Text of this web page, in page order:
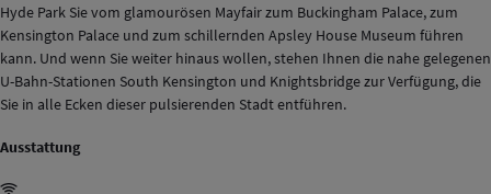
Hyde Park Sie vom glamourösen Mayfair zum Buckingham Palace, zum
Kensington Palace und zum schillernden Apsley House Museum führen
kann. Und wenn Sie weiter hinaus wollen, stehen Ihnen die nahe gelegenen
U-Bahn-Stationen South Kensington und Knightsbridge zur Verfügung, die
Sie in alle Ecken dieser pulsierenden Stadt entführen.
Ausstattung